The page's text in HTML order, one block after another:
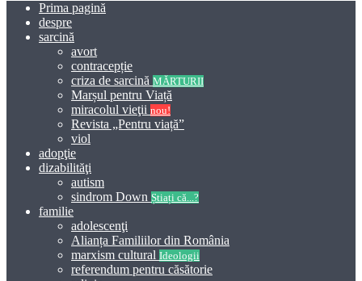
Prima pagină
despre
sarcină
avort
contracepție
criza de sarcină MĂRTURII
Marșul pentru Viață
miracolul vieţii nou!
Revista „Pentru viață”
viol
adopţie
dizabilităţi
autism
sindrom Down Știați că...?
familie
adolescenţi
Alianța Familiilor din România
marxism cultural Ideologii
referendum pentru căsătorie